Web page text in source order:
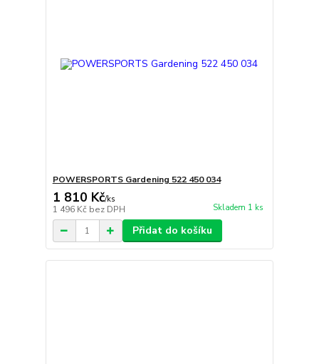
POWERSPORTS Gardening 522 450 034
1 810 Kč/ks
1 496 Kč bez DPH Skladem 1 ks
Přidat do košíku